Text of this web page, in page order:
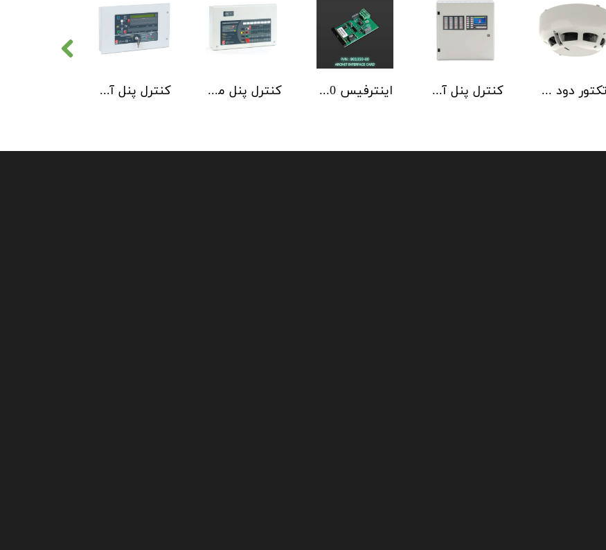
کنترل پنل آدرس پذیر C-TEC سری XFP دو لوپ 32 زون کنترل پنل متعارف C-TEC سری CFP 8 Zone اینترفیس NSC | ArcNET B01350-00 کنترل پنل آدرس پذیر C-TEC سری ZFP یک تا 4 لوپ کابینت استاندارد دتکتور دود آدرس پذیر هوچیکی Hochiki مدل ALN-EN SCI